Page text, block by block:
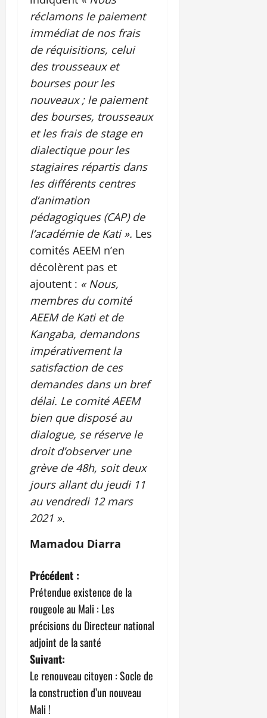
réclamons le paiement
immédiat de nos frais
de réquisitions, celui
des trousseaux et
bourses pour les
nouveaux ; le paiement
des bourses, trousseaux
et les frais de stage en
dialectique pour les
stagiaires répartis dans
les différents centres
d’animation
pédagogiques (CAP) de
l’académie de Kati ». Les
comités AEEM n’en
décolèrent pas et
ajoutent : « Nous,
membres du comité
AEEM de Kati et de
Kangaba, demandons
impérativement la
satisfaction de ces
demandes dans un bref
délai. Le comité AEEM
bien que disposé au
dialogue, se réserve le
droit d’observer une
grève de 48h, soit deux
jours allant du jeudi 11
au vendredi 12 mars
2021 ».
Mamadou Diarra
N
a
v
i
g
a
Précédent :
Prétendue existence de la
rougeole au Mali : Les
précisions du Directeur national
adjoint de la santé
Suivant:
Le renouveau citoyen : Socle de
la construction d’un nouveau
Mali !